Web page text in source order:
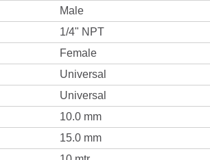
Male
1/4" NPT
Female
Universal
Universal
10.0 mm
15.0 mm